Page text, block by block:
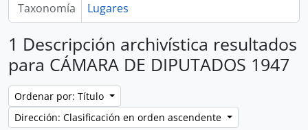
Taxonomía Lugares
1 Descripción archivística resultados
para CÁMARA DE DIPUTADOS 1947
Ordenar por: Título
Dirección: Clasificación en orden ascendente